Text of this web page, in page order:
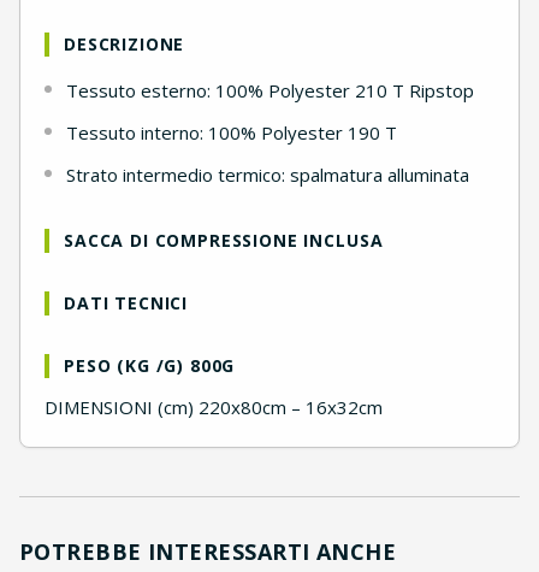
DESCRIZIONE
Tessuto esterno: 100% Polyester 210 T Ripstop
Tessuto interno: 100% Polyester 190 T
Strato intermedio termico: spalmatura alluminata
SACCA DI COMPRESSIONE INCLUSA
DATI TECNICI
PESO (KG /G) 800G
DIMENSIONI (cm) 220x80cm – 16x32cm
POTREBBE INTERESSARTI ANCHE